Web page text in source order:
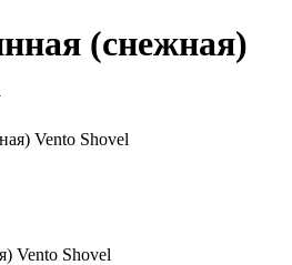
(снежная)
Vento Shovel